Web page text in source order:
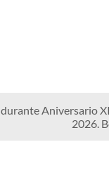
durante Aniversario
2026.